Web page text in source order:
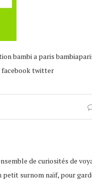
bambi a paris
facebook twitter
de curiosités de
petit surnom naïf, pour